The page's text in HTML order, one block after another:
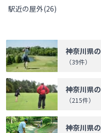
駅近の屋外(26)
神奈川県の
（39件）
神奈川県の
（215件）
神奈川県の